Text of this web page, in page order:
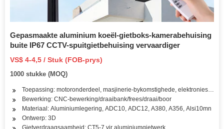
Gepasmaakte aluminium koeël-gietboks-kamerabehuising
buite IP67 CCTV-spuitgietbehuising vervaardiger
VS$ 4-4,5 / Stuk (FOB-prys)
1000 stukke (MOQ)
Toepassing: motoronderdeel, masjinerie-bykomstighede, elektroniese
Bewerking: CNC-bewerking/draaibank/frees/draai/boor
Materiaal: Aluminiumlegering, ADC10, ADC12, A380, A356, Alsi10mn
Ontwerp: 3D
Gietverdraagsaamheid: CT5-7 vir aluminiumgietwerk